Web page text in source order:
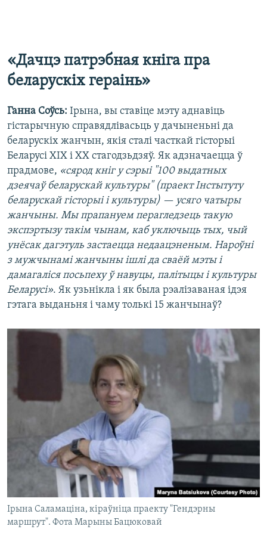
«Дачцэ патрэбная кніга пра
беларускіх гераінь»
Ганна Соўсь: Ірына, вы ставіце мэту аднавіць
гістарычную справядлівасьць у дачыненьні да
беларускіх жанчын, якія сталі часткай гісторыі
Беларусі XIX і XX стагодзьдзяў. Як адзначаецца ў
прадмове, «сярод кніг у сэрыі "100 выдатных
дзеячаў беларускай культуры" (праект Інстытуту
беларускай гісторыі і культуры) — усяго чатыры
жанчыны. Мы прапануем перагледзець такую
экспэртызу такім чынам, каб уключыць тых, чый
унёсак дагэтуль застаецца недаацэненым. Нароўні
з мужчынамі жанчыны ішлі да сваёй мэты і
дамагаліся посьпеху ў навуцы, палітыцы і культуры
Беларусі». Як узьнікла і як была рэалізаваная ідэя
гэтага выданьня і чаму толькі 15 жанчынаў?
Ірына Саламаціна, кіраўніца праекту "Гендэрны
маршрут". Фота Марыны Бацюковай